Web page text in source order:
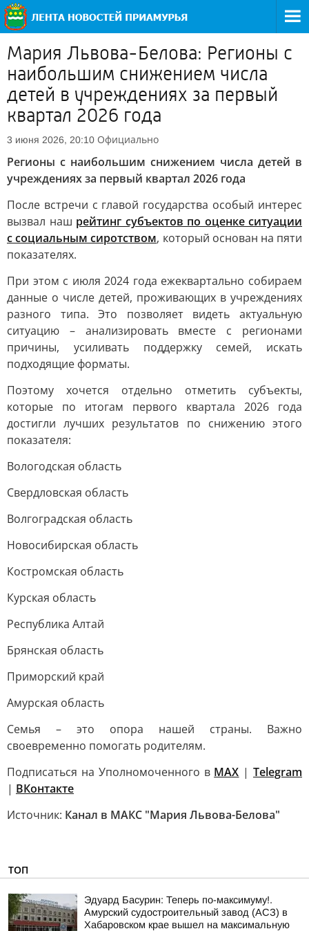
Мария Львова-Белова: Регионы с
наибольшим снижением числа
детей в учреждениях за первый
квартал 2026 года
3 июня 2026, 20:10 Официально
Регионы с наибольшим снижением числа детей в
учреждениях за первый квартал 2026 года
После встречи с главой государства особый интерес
вызвал наш рейтинг субъектов по оценке ситуации
с социальным сиротством, который основан на пяти
показателях.
При этом с июля 2024 года ежеквартально собираем
данные о числе детей, проживающих в учреждениях
разного типа. Это позволяет видеть актуальную
ситуацию – анализировать вместе с регионами
причины, усиливать поддержку семей, искать
подходящие форматы.
Поэтому хочется отдельно отметить субъекты,
которые по итогам первого квартала 2026 года
достигли лучших результатов по снижению этого
показателя:
Вологодская область
Свердловская область
Волгоградская область
Новосибирская область
Костромская область
Курская область
Республика Алтай
Брянская область
Приморский край
Амурская область
Семья – это опора нашей страны. Важно
своевременно помогать родителям.
Подписаться на Уполномоченного в MAX |Telegram
| ВКонтакте
Источник: Канал в МАКС "Мария Львова-Белова"
ТОП
Эдуард Басурин: Теперь по-максимуму!.
Амурский судостроительный завод (АСЗ) в
Хабаровском крае вышел на максимальную